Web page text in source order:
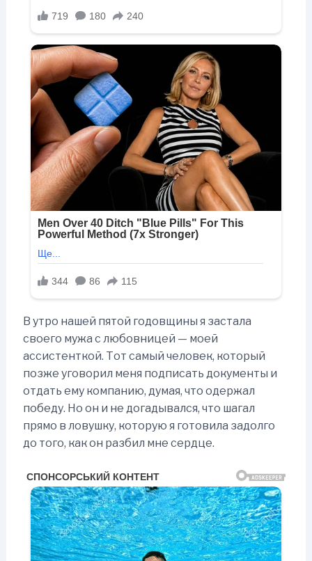
В утро нашей пятой годовщины я застала
своего мужа с любовницей — моей
ассистенткой. Тот самый человек, который
позже уговорил меня подписать документы и
отдать ему компанию, думая, что одержал
победу. Но он и не догадывался, что шагал
прямо в ловушку, которую я готовила задолго
до того, как он разбил мне сердце.